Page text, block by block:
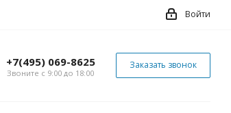
Войти
+7(495) 069-8625
Звоните с 9:00 до 18:00
Заказать звонок